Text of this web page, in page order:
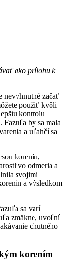
ako prílohu k
nevyhnutné začať
použiť kvôli
kontrolu
Fazuľa by sa mala
a uľahčí sa
korenín,
odmeria a
svojimi
a výsledkom
sa varí
zmäkne, uvoľní
chutného
korením